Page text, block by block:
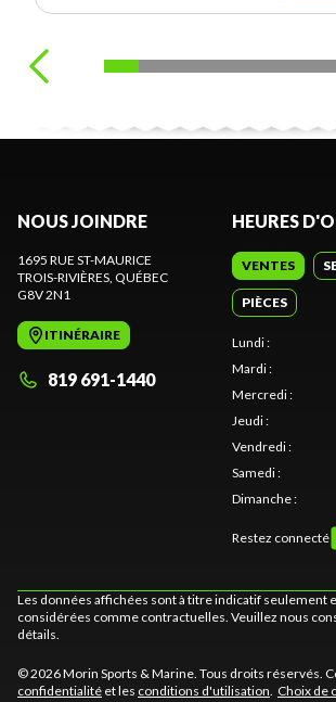
NOUS JOINDRE
1695 RUE ST-MAURICE
TROIS-RIVIÈRES , QUÉBEC
G8V 2N1
ITINÉRAIRE
819 691-1440
HEURES
VENTES
PIÈCES
Lundi:
Mardi:
Mercredi:
Jeudi:
Vendredi:
Samedi:
Dimanche:
Restez connecté
Les données affichées sont à titre indicatif seulement
considérées comme contractuelles. Veuillez nous
détails.
© 2026 Morin Sports & Marine. Tous droits réservés.
confidentialité et les conditions d'utilisation Choix de